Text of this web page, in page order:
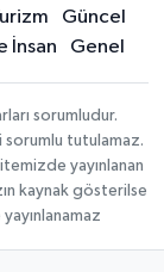
Güncel
İnsan Genel
sorumludur.
sorumlu tutulamaz.
yayınlanan
kaynak gösterilse